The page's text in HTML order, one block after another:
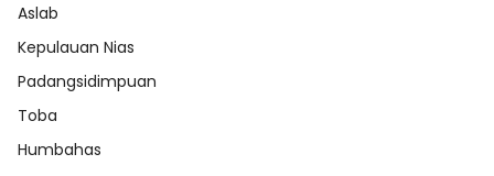
Aslab
Kepulauan Nias
Padangsidimpuan
Toba
Humbahas